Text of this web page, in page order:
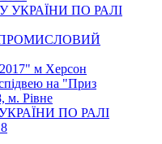
УКРАЇНИ ПО РАЛІ
м Херсон
на "Приз
м. Рівне
ПО РАЛІ